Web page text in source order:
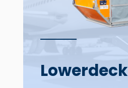
Lower­deck